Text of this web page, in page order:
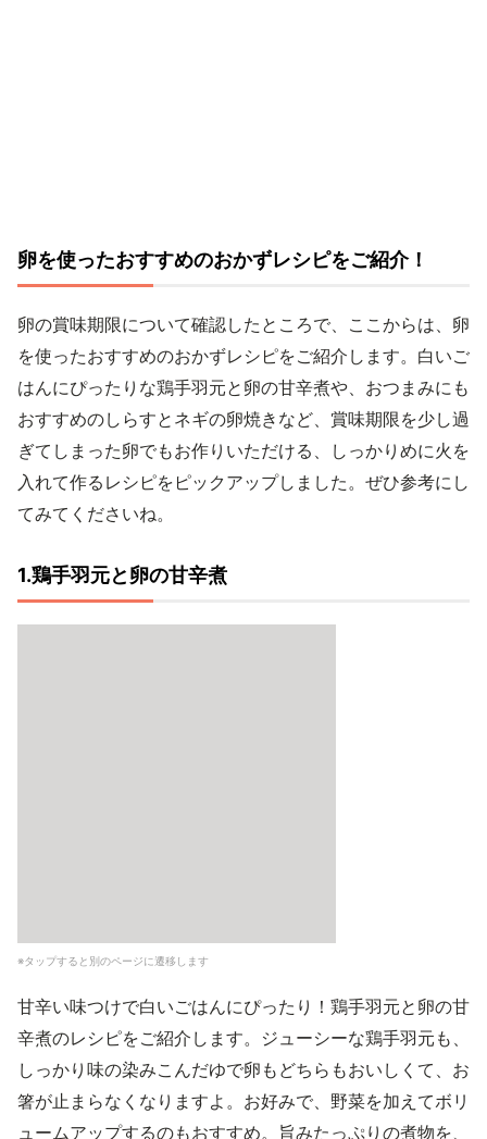
卵を使ったおすすめのおかずレシピをご紹介！
卵の賞味期限について確認したところで、ここからは、卵
を使ったおすすめのおかずレシピをご紹介します。白いご
はんにぴったりな鶏手羽元と卵の甘辛煮や、おつまみにも
おすすめのしらすとネギの卵焼きなど、賞味期限を少し過
ぎてしまった卵でもお作りいただける、しっかりめに火を
入れて作るレシピをピックアップしました。ぜひ参考にし
てみてくださいね。
1.鶏手羽元と卵の甘辛煮
※タップすると別のページに遷移します
甘辛い味つけで白いごはんにぴったり！鶏手羽元と卵の甘
辛煮のレシピをご紹介します。ジューシーな鶏手羽元も、
しっかり味の染みこんだゆで卵もどちらもおいしくて、お
箸が止まらなくなりますよ。お好みで、野菜を加えてボリ
ュームアップするのもおすすめ。旨みたっぷりの煮物を、